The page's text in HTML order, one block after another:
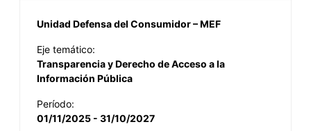
Unidad Defensa del Consumidor – MEF
Eje temático:
Transparencia y Derecho de Acceso a la
Información Pública
Período:
01/11/2025 - 31/10/2027